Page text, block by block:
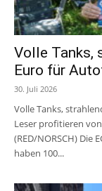
Volle Tanks,
Euro für
30. Juli 2026
Volle Tanks,
Leser profitieren
(RED/NORSCH) Die
haben 100...